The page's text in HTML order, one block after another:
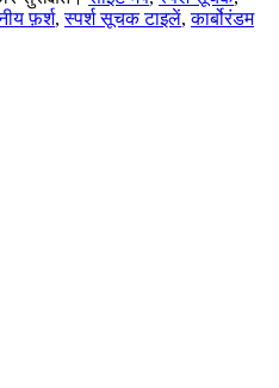
फ़र्श,स्पर्श सूचक टाइलें,कार्बोरंडम